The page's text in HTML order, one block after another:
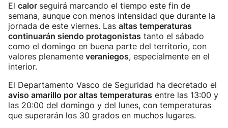
El calor seguirá marcando el tiempo este fin de
semana, aunque con menos intensidad que durante la
jornada de este viernes. Las altas temperaturas
continuarán siendo protagonistas tanto el sábado
como el domingo en buena parte del territorio, con
valores plenamente veraniegos, especialmente en el
interior.
El Departamento Vasco de Seguridad ha decretado el
aviso amarillo por altas temperaturas entre las 13:00 y
las 20:00 del domingo y del lunes, con temperaturas
que superarán los 30 grados en muchos lugares.